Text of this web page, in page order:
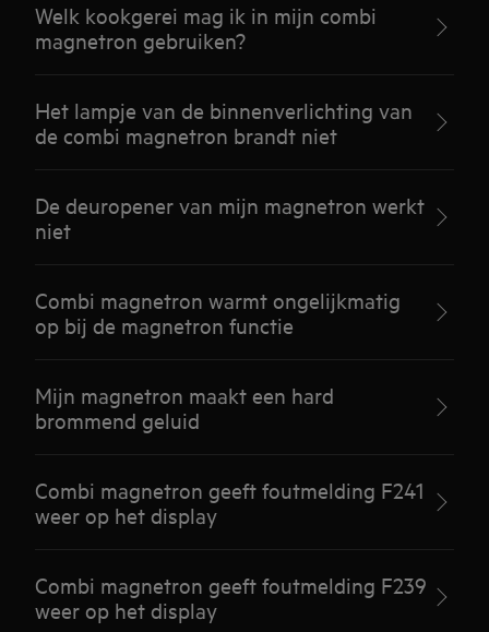
Welk kookgerei mag ik in mijn combi
magnetron gebruiken?
Het lampje van de binnenverlichting van
de combi magnetron brandt niet
De deuropener van mijn magnetron werkt
niet
Combi magnetron warmt ongelijkmatig
op bij de magnetron functie
Mijn magnetron maakt een hard
brommend geluid
Combi magnetron geeft foutmelding F241
weer op het display
Combi magnetron geeft foutmelding F239
weer op het display